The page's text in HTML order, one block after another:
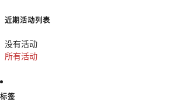
近期活动列表
没有活动
所有活动
标签